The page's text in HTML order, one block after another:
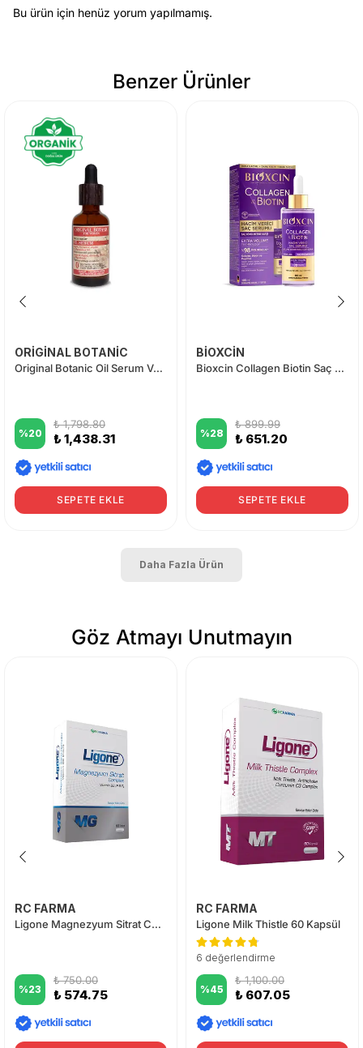
Bu ürün için henüz yorum yapılmamış.
Benzer Ürünler
ORİGİNAL BOTANİC
Original Botanic Oil Serum Vegan Saç Bakım Serumu Kadın 50 ml
%20
₺ 1,798.80
₺ 1,438.31
SEPETE EKLE
BİOXCİN
Bioxcin Collagen Biotin Saç Serumu 100 ml
%28
₺ 899.99
₺ 651.20
SEPETE EKLE
Daha Fazla Ürün
Göz Atmayı Unutmayın
RC FARMA
Ligone Magnezyum Sitrat Complex 60 Tablet
%23
₺ 750.00
₺ 574.75
RC FARMA
Ligone Milk Thistle 60 Kapsül
6 değerlendirme
%45
₺ 1,100.00
₺ 607.05